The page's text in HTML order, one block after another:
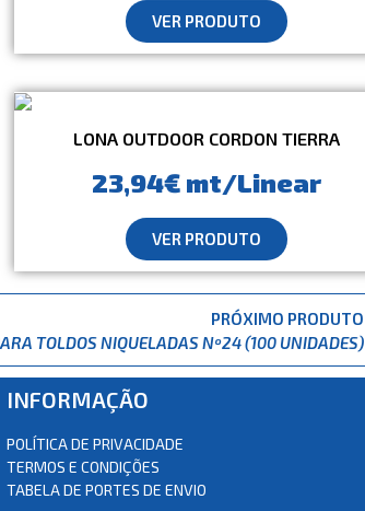
VER PRODUTO
LONA OUTDOOR CORDON TIERRA
23,94€ mt/Linear
VER PRODUTO
PRÓXIMO PRODUTO
TOLDOS NIQUELADAS Nº24 (100 UNIDADES)
INFORMAÇÃO
POLÍTICA DE PRIVACIDADE
TERMOS E CONDIÇÕES
TABELA DE PORTES DE ENVIO